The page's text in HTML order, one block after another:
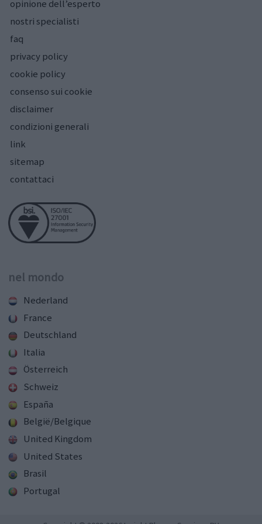
opinione dell’esperto
nostri specialisti
faq
privacy policy
cookie policy
consenso sui cookie
disclaimer
condizioni generali
link
sitemap
contattaci
nel mondo
Nederland
France
Deutschland
Italia
Österreich
Schweiz
España
België/Belgique
United Kingdom
United States
Brasil
Portugal